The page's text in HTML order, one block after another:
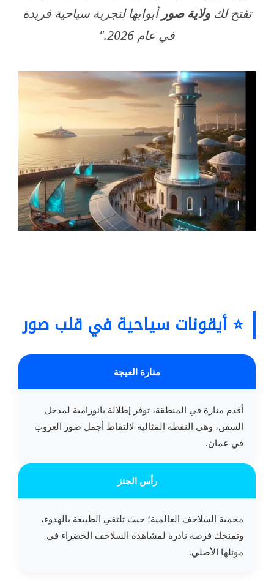
تفتح لكولاية صور أبوابها لتجربة سياحية فريدة
في عام 2026."
⭐ أيقونات سياحية في قلب صور
منارة العيجة
أقدم منارة في المنطقة، توفر إطلالة بانورامية لمدخل
السفن، وهي النقطة المثالية لالتقاط أجمل صور الغروب
في عمان.
رأس الجنز
محمية السلاحف العالمية؛ حيث تلتقي الطبيعة بالهدوء،
وتمنحك فرصة نادرة لمشاهدة السلاحف الخضراء في
موئلها الأصلي.